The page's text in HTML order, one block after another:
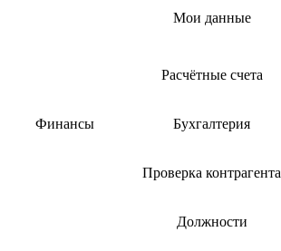
Мои данные
Финансы
Расчётные счета
Бухгалтерия
Проверка контрагента
Должности